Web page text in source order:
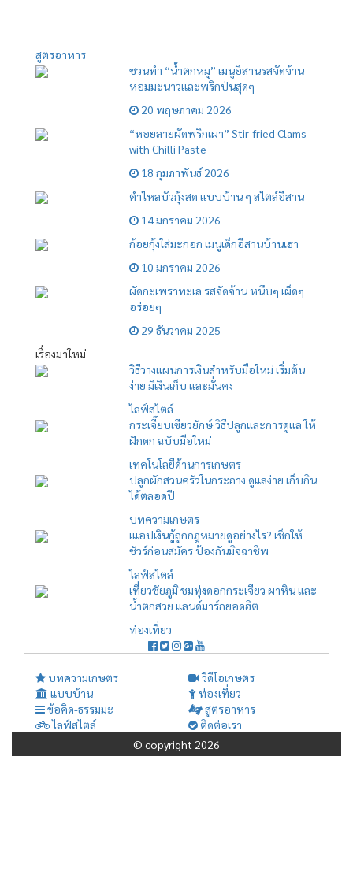
สูตรอาหาร
ชวนทำ “น้ำตกหมู” เมนูอีสานรสจัดจ้าน
หอมมะนาวและพริกป่นสุดๆ
20 พฤษภาคม 2026
“หอยลายผัดพริกเผา” Stir-fried Clams
with Chilli Paste
18 กุมภาพันธ์ 2026
ตำไหลบัวกุ้งสด แบบบ้าน ๆ สไตล์อีสาน
14 มกราคม 2026
ก้อยกุ้งใส่มะกอก เมนูเด็กอีสานบ้านเฮา
10 มกราคม 2026
ผัดกะเพราทะเล รสจัดจ้าน หนึบๆ เผ็ดๆ
อร่อยๆ
29 ธันวาคม 2025
เรื่องมาใหม่
วิธีวางแผนการเงินสำหรับมือใหม่ เริ่มต้น
ง่าย มีเงินเก็บ และมั่นคง
ไลฟ์สไตล์
กระเจี๊ยบเขียวยักษ์ วิธีปลูกและการดูแล ให้
ฝักดก ฉบับมือใหม่
เทคโนโลยีด้านการเกษตร
ปลูกผักสวนครัวในกระถาง ดูแลง่าย เก็บกิน
ได้ตลอดปี
บทความเกษตร
เแอปเงินกู้ถูกกฎหมายดูอย่างไร? เช็กให้
ชัวร์ก่อนสมัคร ป้องกันมิจฉาชีพ
ไลฟ์สไตล์
เที่ยวชัยภูมิ ชมทุ่งดอกกระเจียว ผาหิน และ
น้ำตกสวย แลนด์มาร์กยอดฮิต
ท่องเที่ยว
บทความเกษตร
วีดีโอเกษตร
แบบบ้าน
ท่องเที่ยว
ข้อคิด-ธรรมมะ
สูตรอาหาร
ไลฟ์สไตล์
ติดต่อเรา
© copyright 2026